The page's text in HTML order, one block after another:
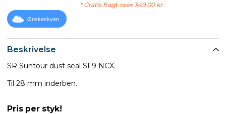
Beskrivelse
SR Suntour dust seal SF9 NCX.
Til 28 mm inderben.
Pris per styk!
* Gratis fragt over 349,00 kr.
Ønskeskyen